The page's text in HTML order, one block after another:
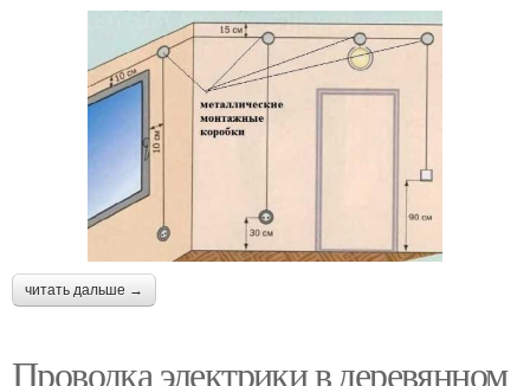
читать дальше →
Проводка электрики в деревянном